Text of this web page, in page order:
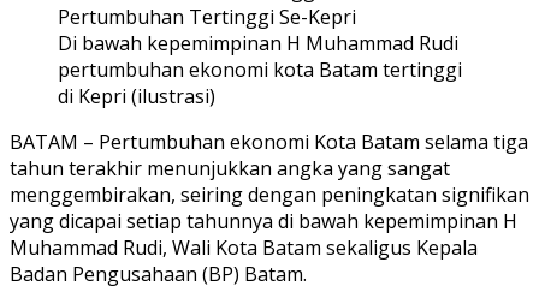
Di bawah kepemimpinan H Muhammad Rudi
pertumbuhan ekonomi kota Batam tertinggi
di Kepri (ilustrasi)
BATAM – Pertumbuhan ekonomi Kota Batam selama tiga
tahun terakhir menunjukkan angka yang sangat
menggembirakan, seiring dengan peningkatan signifikan
yang dicapai setiap tahunnya di bawah kepemimpinan H
Muhammad Rudi, Wali Kota Batam sekaligus Kepala
Badan Pengusahaan (BP) Batam.